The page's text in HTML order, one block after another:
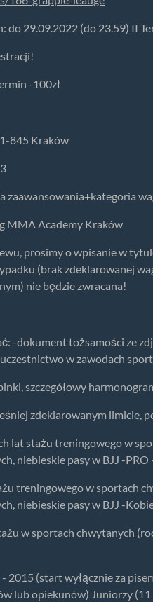
do 29.09.2022 (do 23.59) II
-100zł
845 Kraków
zaawansowania+kategoria
MMA Academy Kraków
prosimy o wpisanie w
(brak zdeklarowanej
nie będzie zwracana!
-dokument tożsamości ze
w zawodach
szczegółowy
zdeklarowanym limicie,
lat stażu treningowego w
niebieskie pasy w BJJ -
treningowego w sportach
niebieskie pasy w BJJ -
w sportach chwytanych
2015 (start wyłącznie za
lub opiekunów) Juniorzy